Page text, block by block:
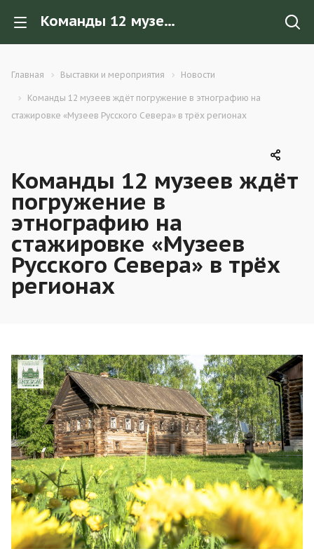
Команды 12 музеев ждёт погружение в этнографию на стажировке «Музеев Русского Севера» в трёх регионах
Главная Выставки и мероприятия Новости
Команды 12 музеев ждёт погружение в этнографию на
стажировке «Музеев Русского Севера» в трёх регионах
Команды 12 музеев ждёт
погружение в
этнографию на
стажировке «Музеев
Русского Севера» в трёх
регионах